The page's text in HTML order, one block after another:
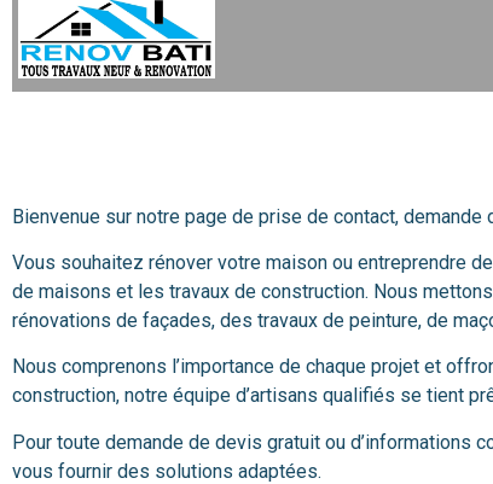
Bienvenue sur notre page de prise de contact,
Vous souhaitez rénover votre maison ou entreprendre
de maisons et les travaux de construction. Nous
rénovations de façades, des travaux de peinture, de
Nous comprenons l’importance de chaque projet et
construction, notre équipe d’artisans qualifiés se tient
Pour toute demande de devis gratuit ou d’informations
vous fournir des solutions adaptées.